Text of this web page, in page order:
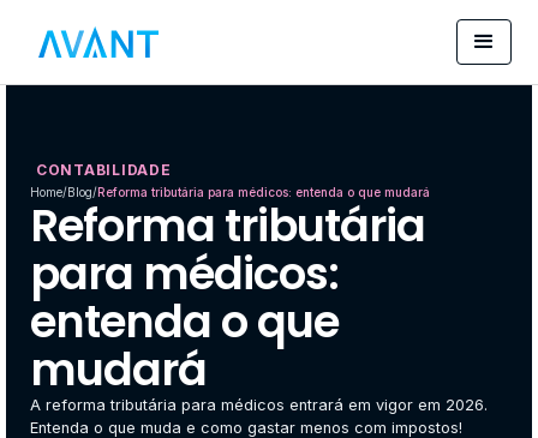
CONTABILIDADE
Home/Blog/Reforma tributária para médicos: entenda o que mudará
Reforma tributária
para médicos:
entenda o que
mudará
A reforma tributária para médicos entrará em vigor em 2026.
Entenda o que muda e como gastar menos com impostos!